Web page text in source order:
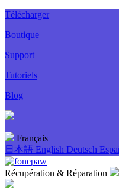
Télécharger
Boutique
Support
Tutoriels
Blog
Français
日本語 English Deutsch
Récupération & Réparation